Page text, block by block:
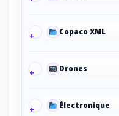
Copaco XML
Drones
Électronique